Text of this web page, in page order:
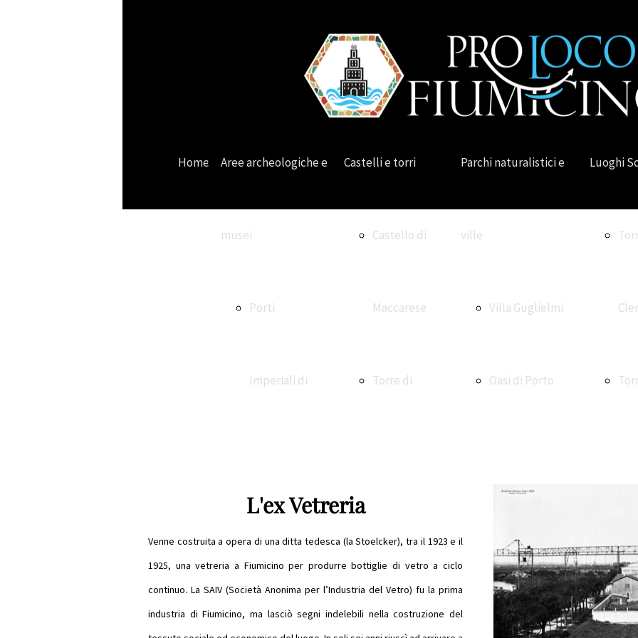
Home Aree archeologiche e
musei
Porti
Imperiali di
Necropoli di
Castelli e torri
Castello di
Maccarese
Torre di
borgo di
Parchi naturalistici e
ville
Villa Guglielmi
Oasi di Porto
Vasche di
Luoghi
La
L'ex Vetreria
Venne costruita a opera di una ditta tedesca (la Stoelcker), tra il 1923 e il
1925, una vetreria a Fiumicino per produrre bottiglie di vetro a ciclo
continuo. La SAIV (Società Anonima per l’Industria del Vetro) fu la prima
industria di Fiumicino, ma lasciò segni indelebili nella costruzione del